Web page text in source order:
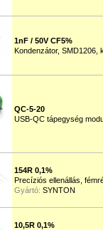
1nF / 50V CF5%
Kondenzátor, SMD1206,
QC-5-20
USB-QC tápegység
154R 0,1%
Precíziós ellenállás,
Gyártó: SYNTON
10,5R 0,1%